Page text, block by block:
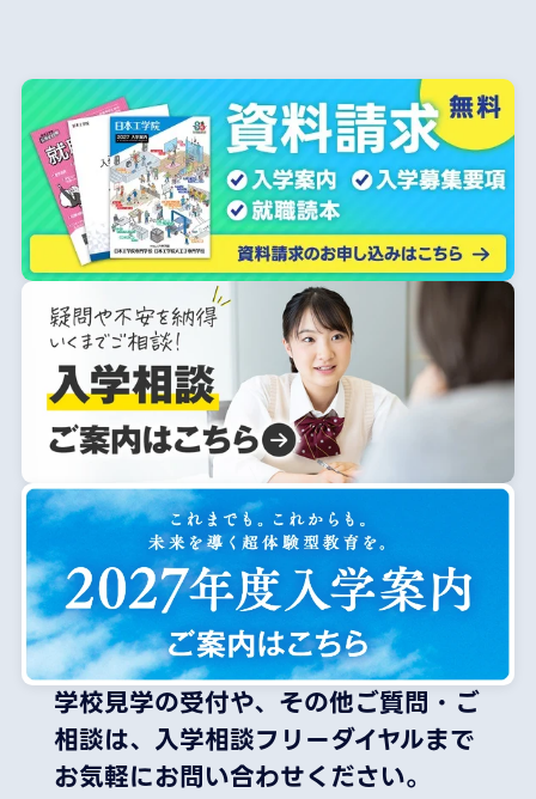
学校見学の受付や、その他ご質問・ご
相談は、 入学相談フリーダイヤルまで
お気軽にお問い合わせください。